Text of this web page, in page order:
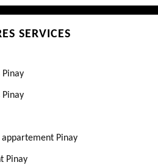
SERVICES
Pinay
Pinay
Pinay